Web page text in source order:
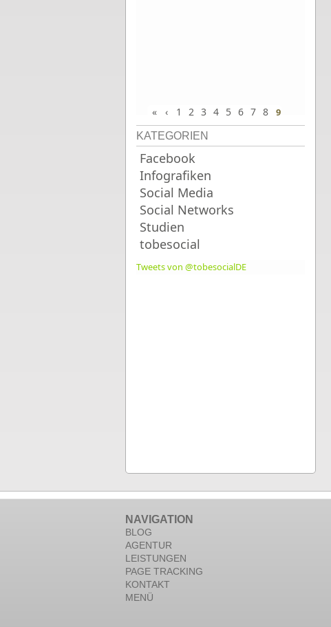
« ‹ 1 2 3 4 5 6 7 8 9
KATEGORIEN
Facebook
Infografiken
Social Media
Social Networks
Studien
tobesocial
Tweets von @tobesocialDE
NAVIGATION
BLOG
AGENTUR
LEISTUNGEN
PAGE TRACKING
KONTAKT
MENÜ